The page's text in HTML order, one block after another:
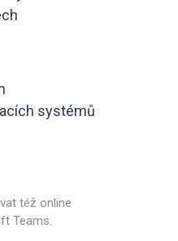
systémů
též online
Teams.